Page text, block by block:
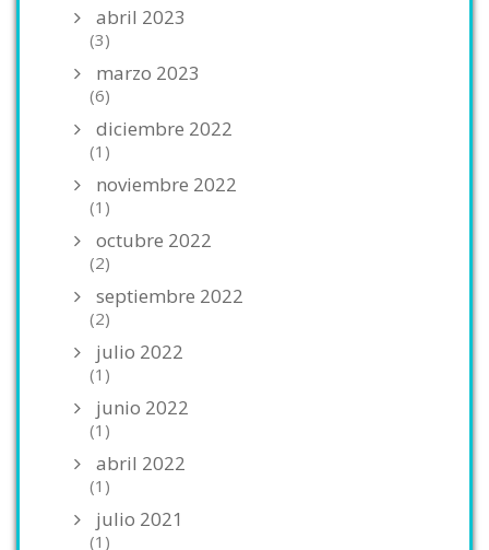
abril 2023
(3)
marzo 2023
(6)
diciembre 2022
(1)
noviembre 2022
(1)
octubre 2022
(2)
septiembre 2022
(2)
julio 2022
(1)
junio 2022
(1)
abril 2022
(1)
julio 2021
(1)